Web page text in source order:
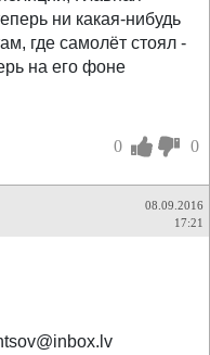
ни какая-нибудь
где самолёт стоял -
на его фоне
0 0
08.09.2016
17:21